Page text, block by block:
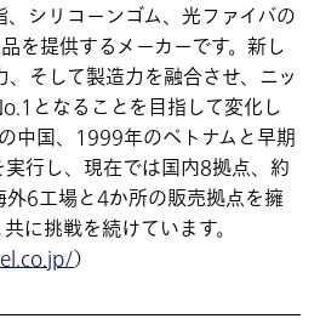
シリコーンゴム、光ファイバの
を提供するメーカーです。新し
そして製造力を融合させ、ニッ
となることを目指して変化し
中国、1999年のベトナムと早期
行し、現在では国内8拠点、約
6工場と4か所の販売拠点を擁
に挑戦を続けています。
）